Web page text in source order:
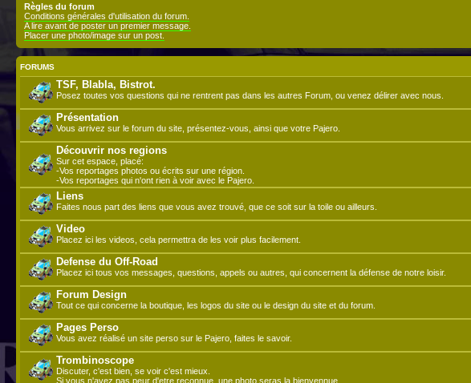
Règles du forum
Conditions générales d'utilisation du forum.
A lire avant de poster un premier message.
Placer une photo/image sur un post.
FORUMS
TSF, Blabla, Bistrot.
Posez toutes vos questions qui ne rentrent pas dans les autres Forum, ou venez délirer avec nous.
Présentation
Vous arrivez sur le forum du site, présentez-vous, ainsi que votre Pajero.
Découvrir nos regions
Sur cet espace, placé:
-Vos reportages photos ou écrits sur une région.
-Vos reportages qui n'ont rien à voir avec le Pajero.
Liens
Faites nous part des liens que vous avez trouvé, que ce soit sur la toile ou ailleurs.
Video
Placez ici les videos, cela permettra de les voir plus facilement.
Defense du Off-Road
Placez ici tous vos messages, questions, appels ou autres, qui concernent la défense de notre loisir.
Forum Design
Tout ce qui concerne la boutique, les logos du site ou le design du site et du forum.
Pages Perso
Vous avez réalisé un site perso sur le Pajero, faites le savoir.
Trombinoscope
Discuter, c'est bien, se voir c'est mieux.
Si vous n'avez pas peur d'etre reconnue, une photo seras la bienvennue.